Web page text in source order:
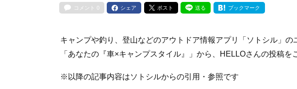
コメント 0 シェア ポスト 送る ブックマーク
キャンプや釣り、登山などのアウトドア情報アプリ「ソトシル」の
「あなたの『車×キャンプスタイル』」から、HELLOさんの投稿を
※以降の記事内容はソトシルからの引用・参照です